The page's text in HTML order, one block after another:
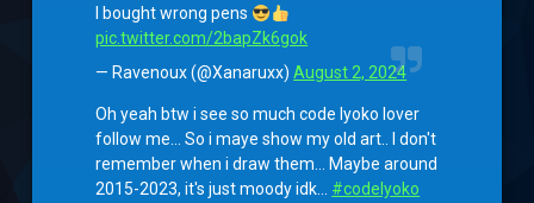
I bought wrong pens
pic.twitter.com/2bapZk6gok
— Ravenoux (@Xanaruxx)August 2, 2024
Oh yeah btw i see so much code lyoko lover
follow me… So i maye show my old art.. I don't
remember when i draw them… Maybe around
2015-2023, it's just moody idk… #codelyoko